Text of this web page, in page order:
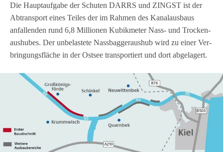
Die Haupt­auf­gabe der Schu­ten DARRS und ZINGST ist der
Abtrans­port eines Tei­les der im Rah­men des Kanal­aus­baus
anfal­len­den rund 6,8 Mil­lio­nen Kubik­me­ter Nass- und Tro­cken­
aus­hu­bes. Der unbe­las­tete Nass­bag­ger­aus­hub wird zu einer Ver­
brin­gungs­flä­che in der Ost­see trans­por­tiert und dort abgelagert.